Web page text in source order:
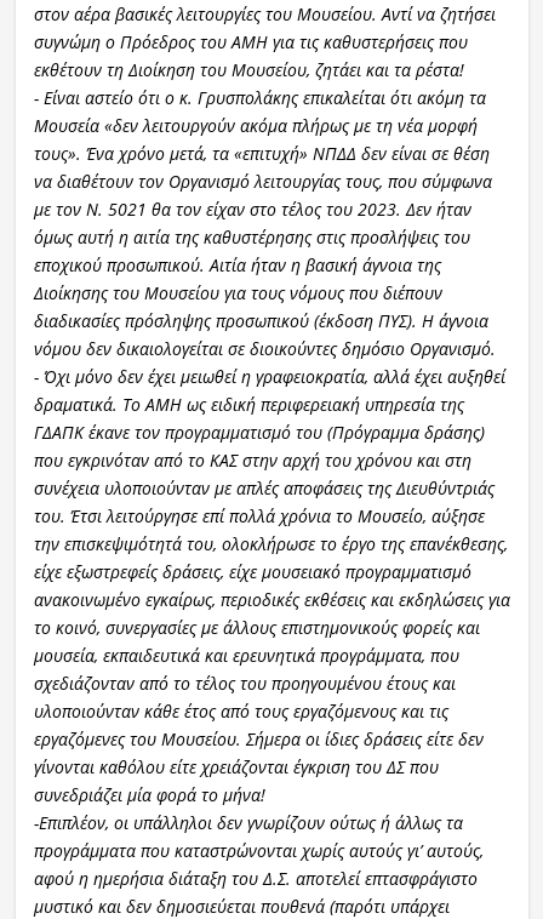
στον αέρα βασικές λειτουργίες του Μουσείου. Αντί να ζητήσει
συγνώμη ο Πρόεδρος του ΑΜΗ για τις καθυστερήσεις που
εκθέτουν τη Διοίκηση του Μουσείου, ζητάει και τα ρέστα!
- Είναι αστείο ότι ο κ. Γρυσπολάκης επικαλείται ότι ακόμη τα
Μουσεία «δεν λειτουργούν ακόμα πλήρως με τη νέα μορφή
τους». Ένα χρόνο μετά, τα «επιτυχή» ΝΠΔΔ δεν είναι σε θέση
να διαθέτουν τον Οργανισμό λειτουργίας τους, που σύμφωνα
με τον Ν. 5021 θα τον είχαν στο τέλος του 2023. Δεν ήταν
όμως αυτή η αιτία της καθυστέρησης στις προσλήψεις του
εποχικού προσωπικού. Αιτία ήταν η βασική άγνοια της
Διοίκησης του Μουσείου για τους νόμους που διέπουν
διαδικασίες πρόσληψης προσωπικού (έκδοση ΠΥΣ). Η άγνοια
νόμου δεν δικαιολογείται σε διοικούντες δημόσιο Οργανισμό.
- Όχι μόνο δεν έχει μειωθεί η γραφειοκρατία, αλλά έχει αυξηθεί
δραματικά. Το ΑΜΗ ως ειδική περιφερειακή υπηρεσία της
ΓΔΑΠΚ έκανε τον προγραμματισμό του (Πρόγραμμα δράσης)
που εγκρινόταν από το ΚΑΣ στην αρχή του χρόνου και στη
συνέχεια υλοποιούνταν με απλές αποφάσεις της Διευθύντριάς
του. Έτσι λειτούργησε επί πολλά χρόνια το Μουσείο, αύξησε
την επισκεψιμότητά του, ολοκλήρωσε το έργο της επανέκθεσης,
είχε εξωστρεφείς δράσεις, είχε μουσειακό προγραμματισμό
ανακοινωμένο εγκαίρως, περιοδικές εκθέσεις και εκδηλώσεις για
το κοινό, συνεργασίες με άλλους επιστημονικούς φορείς και
μουσεία, εκπαιδευτικά και ερευνητικά προγράμματα, που
σχεδιάζονταν από το τέλος του προηγουμένου έτους και
υλοποιούνταν κάθε έτος από τους εργαζόμενους και τις
εργαζόμενες του Μουσείου. Σήμερα οι ίδιες δράσεις είτε δεν
γίνονται καθόλου είτε χρειάζονται έγκριση του ΔΣ που
συνεδριάζει μία φορά το μήνα!
-Επιπλέον, οι υπάλληλοι δεν γνωρίζουν ούτως ή άλλως τα
προγράμματα που καταστρώνονται χωρίς αυτούς γι’ αυτούς,
αφού η ημερήσια διάταξη του Δ.Σ. αποτελεί επτασφράγιστο
μυστικό και δεν δημοσιεύεται πουθενά (παρότι υπάρχει